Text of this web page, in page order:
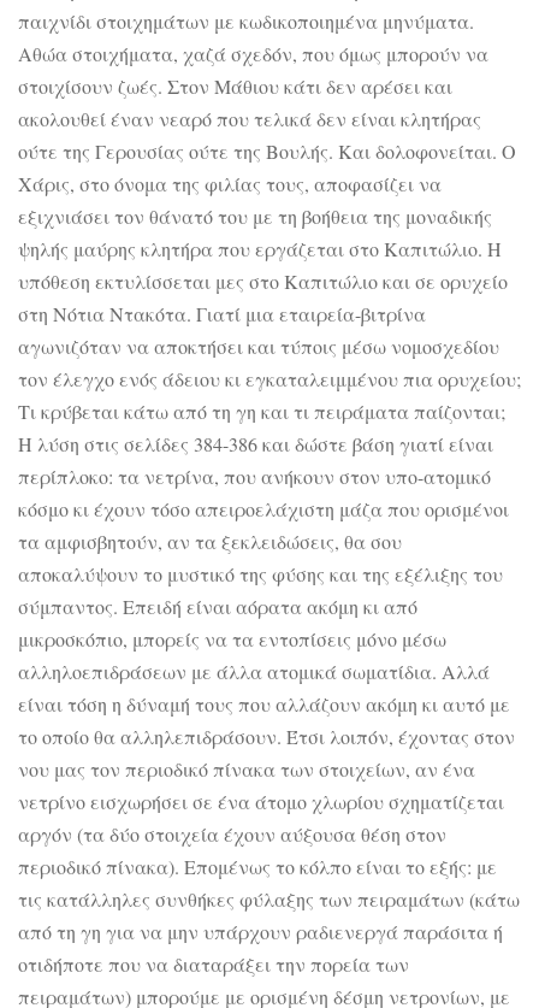
παιχνίδι στοιχημάτων με κωδικοποιημένα μηνύματα.
Αθώα στοιχήματα, χαζά σχεδόν, που όμως μπορούν να
στοιχίσουν ζωές. Στον Μάθιου κάτι δεν αρέσει και
ακολουθεί έναν νεαρό που τελικά δεν είναι κλητήρας
ούτε της Γερουσίας ούτε της Βουλής. Και δολοφονείται. Ο
Χάρις, στο όνομα της φιλίας τους, αποφασίζει να
εξιχνιάσει τον θάνατό του με τη βοήθεια της μοναδικής
ψηλής μαύρης κλητήρα που εργάζεται στο Καπιτώλιο. Η
υπόθεση εκτυλίσσεται μες στο Καπιτώλιο και σε ορυχείο
στη Νότια Ντακότα. Γιατί μια εταιρεία-βιτρίνα
αγωνιζόταν να αποκτήσει και τύποις μέσω νομοσχεδίου
τον έλεγχο ενός άδειου κι εγκαταλειμμένου πια ορυχείου;
Τι κρύβεται κάτω από τη γη και τι πειράματα παίζονται;
Η λύση στις σελίδες 384-386 και δώστε βάση γιατί είναι
περίπλοκο: τα νετρίνα, που ανήκουν στον υπο-ατομικό
κόσμο κι έχουν τόσο απειροελάχιστη μάζα που ορισμένοι
τα αμφισβητούν, αν τα ξεκλειδώσεις, θα σου
αποκαλύψουν το μυστικό της φύσης και της εξέλιξης του
σύμπαντος. Επειδή είναι αόρατα ακόμη κι από
μικροσκόπιο, μπορείς να τα εντοπίσεις μόνο μέσω
αλληλοεπιδράσεων με άλλα ατομικά σωματίδια. Αλλά
είναι τόση η δύναμή τους που αλλάζουν ακόμη κι αυτό με
το οποίο θα αλληλεπιδράσουν. Έτσι λοιπόν, έχοντας στον
νου μας τον περιοδικό πίνακα των στοιχείων, αν ένα
νετρίνο εισχωρήσει σε ένα άτομο χλωρίου σχηματίζεται
αργόν (τα δύο στοιχεία έχουν αύξουσα θέση στον
περιοδικό πίνακα). Επομένως το κόλπο είναι το εξής: με
τις κατάλληλες συνθήκες φύλαξης των πειραμάτων (κάτω
από τη γη για να μην υπάρχουν ραδιενεργά παράσιτα ή
οτιδήποτε που να διαταράξει την πορεία των
πειραμάτων) μπορούμε με ορισμένη δέσμη νετρονίων, με